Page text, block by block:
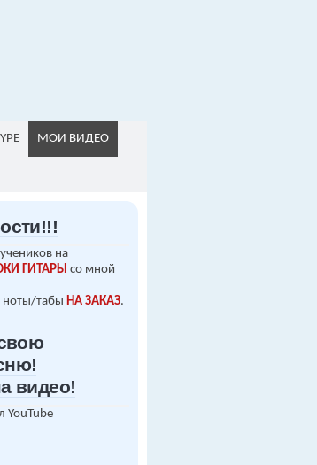
МОИ ВИДЕО
на
ГИТАРЫ со мной
ноты/табы НА ЗАКАЗ.
видео!